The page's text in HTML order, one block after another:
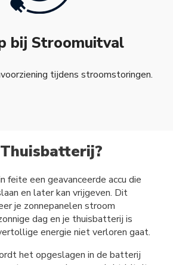
bij Stroomuitval
tijdens stroomstoringen.
feite een geavanceerde accu die
en later kan vrijgeven. Dit
je zonnepanelen stroom
dag en je thuisbatterij is
energie niet verloren gaat.
het opgeslagen in de batterij